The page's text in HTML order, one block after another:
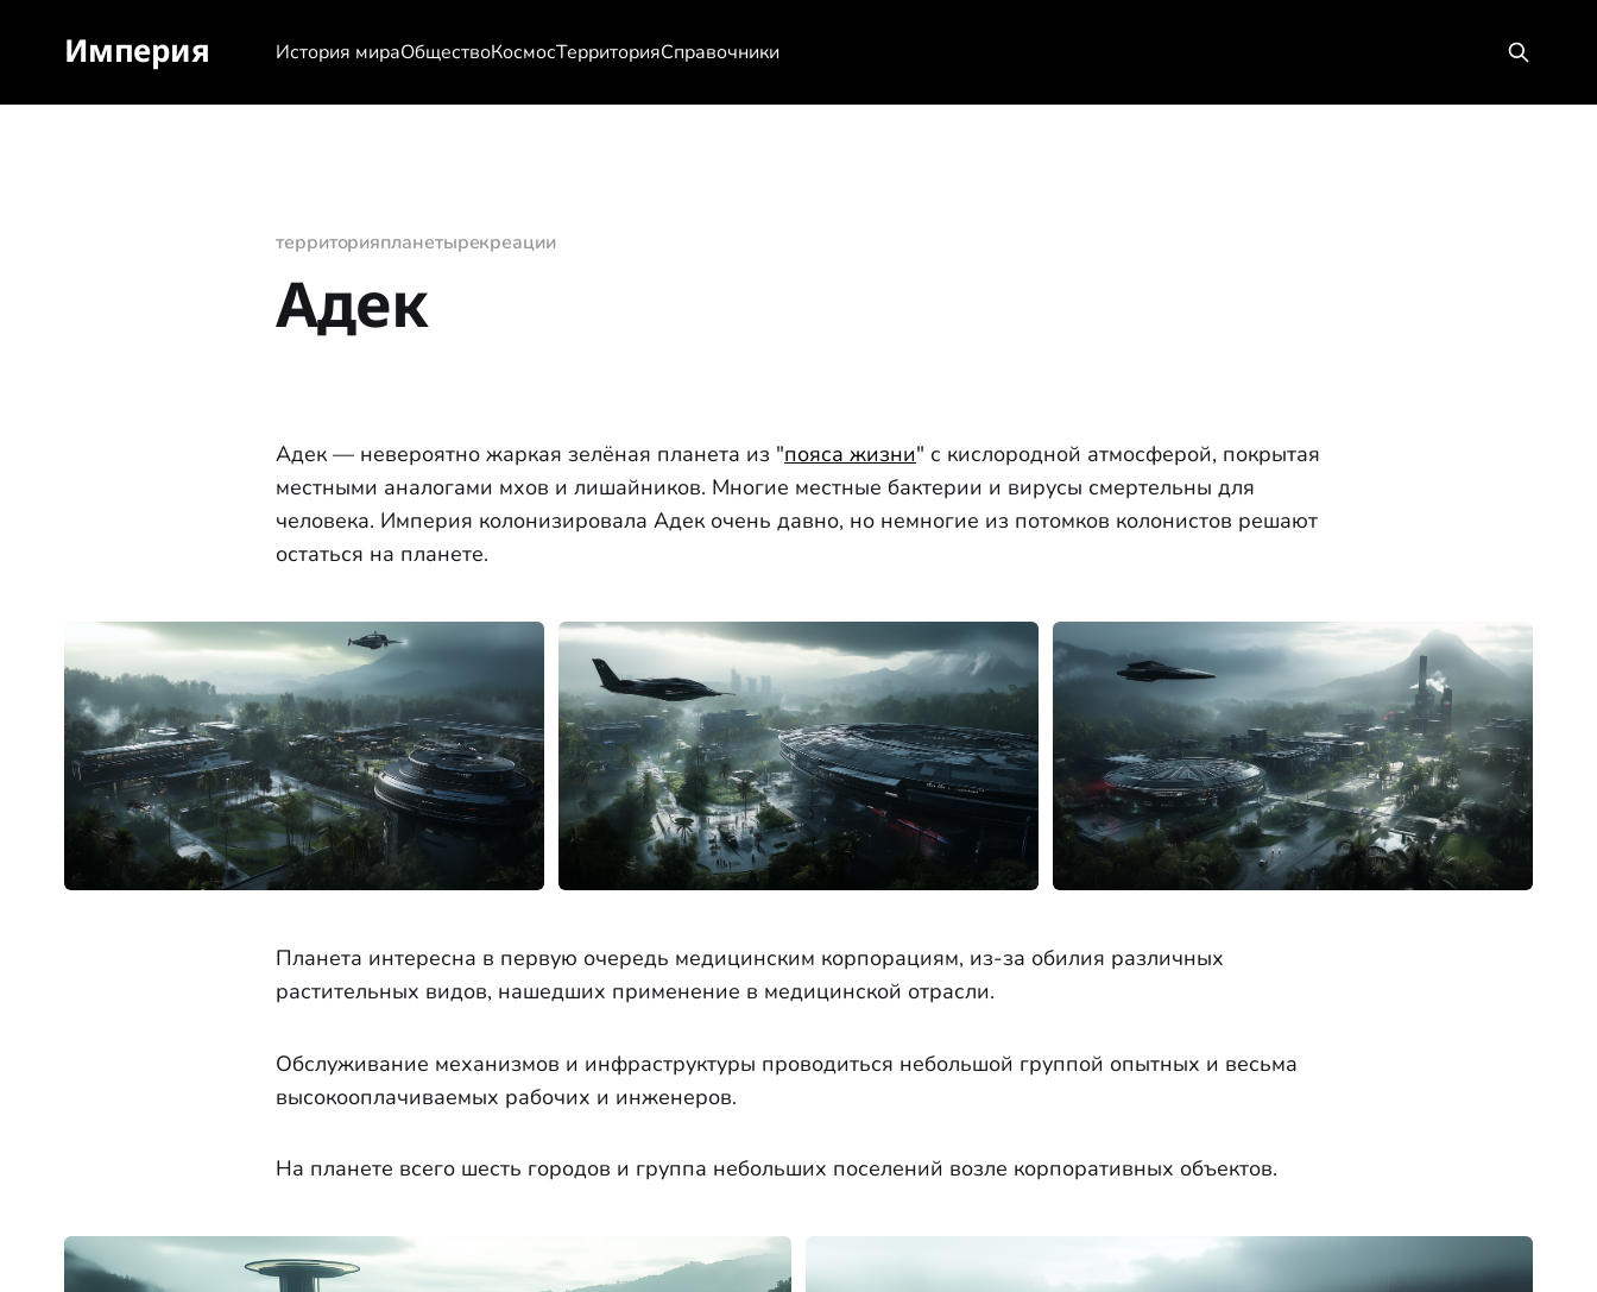
Империя История мираОбществоКосмосТерриторияСправочники
территорияпланетырекреации
Адек
Адек — невероятно жаркая зелёная планета из "пояса жизни" с кислородной атмосферой, покрытая
местными аналогами мхов и лишайников. Многие местные бактерии и вирусы смертельны для
человека. Империя колонизировала Адек очень давно, но немногие из потомков колонистов решают
остаться на планете.
Планета интересна в первую очередь медицинским корпорациям, из-за обилия различных
растительных видов, нашедших применение в медицинской отрасли.
Обслуживание механизмов и инфраструктуры проводиться небольшой группой опытных и весьма
высокооплачиваемых рабочих и инженеров.
На планете всего шесть городов и группа небольших поселений возле корпоративных объектов.